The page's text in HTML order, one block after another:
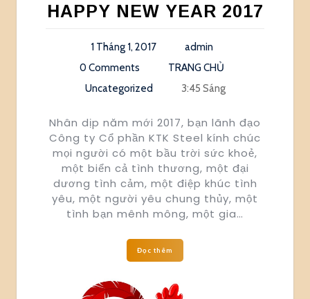
HAPPY NEW YEAR 2017
1 Tháng 1, 2017
admin
0 Comments
TRANG CHỦ
Uncategorized
3:45 Sáng
Nhân dịp năm mới 2017, bạn lãnh đạo
Công ty Cổ phần KTK Steel kính chúc
mọi người có một bầu trời sức khoẻ,
một biển cả tình thương, một đại
dương tình cảm, một điệp khúc tình
yêu, một người yêu chung thủy, một
tình bạn mênh mông, một gia…
Đọc thêm